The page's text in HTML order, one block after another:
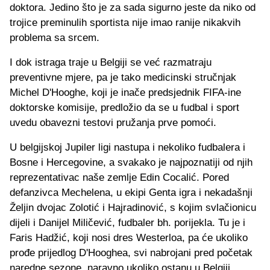
doktora. Jedino što je za sada sigurno jeste da niko od
trojice preminulih sportista nije imao ranije nikakvih
problema sa srcem.
I dok istraga traje u Belgiji se već razmatraju
preventivne mjere, pa je tako medicinski stručnjak
Michel D'Hooghe, koji je inače predsjednik FIFA-ine
doktorske komisije, predložio da se u fudbal i sport
uvedu obavezni testovi pružanja prve pomoći.
U belgijskoj Jupiler ligi nastupa i nekoliko fudbalera i
Bosne i Hercegovine, a svakako je najpoznatiji od njih
reprezentativac naše zemlje Edin Cocalić. Pored
defanzivca Mechelena, u ekipi Genta igra i nekadašnji
Željin dvojac Zolotić i Hajradinović, s kojim svlačionicu
dijeli i Danijel Miličević, fudbaler bh. porijekla. Tu je i
Faris Hadžić, koji nosi dres Westerloa, pa će ukoliko
prođe prijedlog D'Hooghea, svi nabrojani pred početak